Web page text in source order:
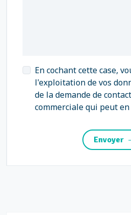
En cochant cette case,
l'exploitation de vos
de la demande de
commerciale qui peut en
Envoyer